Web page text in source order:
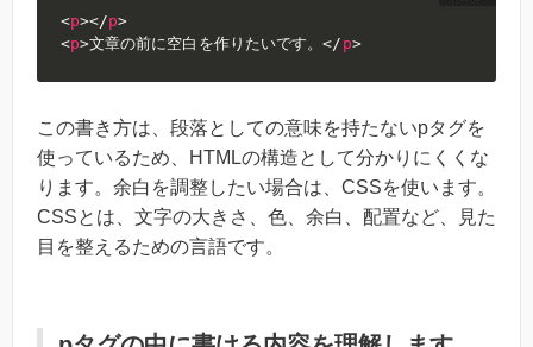
<p></p>
<p>文章の前に空白を作りたいです。</ p>
この書き方は、段落としての意味を持たないpタグを
使っているため、HTMLの構造として分かりにくくな
ります。余白を調整したい場合は、CSSを使います。
CSSとは、文字の大きさ、色、余白、配置など、見た
目を整えるための言語です。